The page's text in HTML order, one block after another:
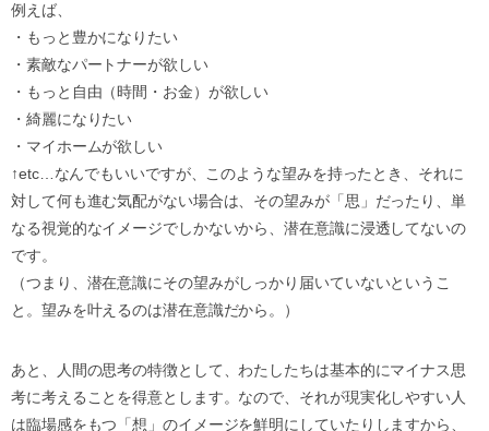
例えば、
・もっと豊かになりたい
・素敵なパートナーが欲しい
・もっと自由（時間・お金）が欲しい
・綺麗になりたい
・マイホームが欲しい
↑etc…なんでもいいですが、このような望みを持ったとき、それに
対して何も進む気配がない場合は、その望みが「思」だったり、単
なる視覚的なイメージでしかないから、潜在意識に浸透してないの
です。
（つまり、潜在意識にその望みがしっかり届いていないというこ
と。望みを叶えるのは潜在意識だから。）
あと、人間の思考の特徴として、わたしたちは基本的にマイナス思
考に考えることを得意とします。なので、それが現実化しやすい人
は臨場感をもつ「想」のイメージを鮮明にしていたりしますから、